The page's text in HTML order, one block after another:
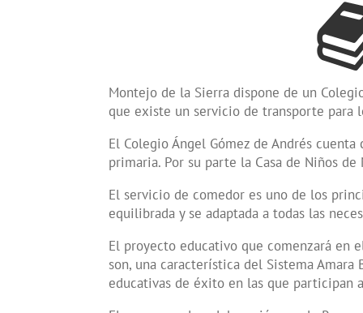
Montejo de la Sierra dispone de un
que existe un servicio de transporte para
El Colegio Ángel Gómez de Andrés
primaria. Por su parte la Casa de Niños
El servicio de comedor es uno de los
equilibrada y se adaptada a todas las
El proyecto educativo que comenzará en
son, una característica del Sistema
educativas de éxito en las que participan